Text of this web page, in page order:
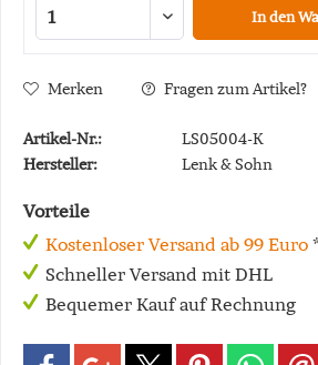
In den
Merken Fragen zum Artikel?
Artikel-Nr.:
LS05004-K
Hersteller:
Lenk & Sohn
Vorteile
Kostenloser Versand ab 99 Euro
Schneller Versand mit DHL
Bequemer Kauf auf Rechnung